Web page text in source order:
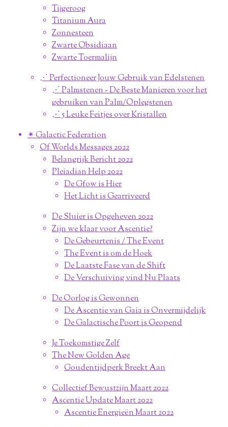
Tijgeroog
Titanium Aura
Zonnesteen
Zwarte Obsidiaan
Zwarte Toermalijn
⋰ Perfectioneer Jouw Gebruik van Edelstenen
⋰ Palmstenen - De Beste Manieren voor het
gebruiken van Palm/Oplegstenen
⋰ 5 Leuke Feitjes over Kristallen
✴︎ Galactic Federation
Of Worlds Messages 2022
Belangrijk Bericht 2022
Pleiadian Help 2022
De Gfow is Hier
Het Licht is Gearriveerd
De Sluier is Opgeheven 2022
Zijn we klaar voor Ascentie?
De Gebeurtenis / The Event
The Event is om de Hoek
De Laatste Fase van de Shift
De Verschuiving vind Nu Plaats
De Oorlog is Gewonnen
De Ascentie van Gaia is Onvermijdelijk
De Galactische Poort is Geopend
Je Toekomstige Zelf
The New Golden Age
Goudentijdperk Breekt Aan
Collectief Bewustzijn Maart 2022
Ascentie Update Maart 2022
Ascentie Energieën Maart 2022